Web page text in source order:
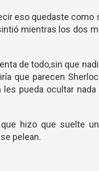
eso quedaste como
mientras los dos
de todo,sin que
que parecen
pueda ocultar nada
hizo que suelte
pelean.